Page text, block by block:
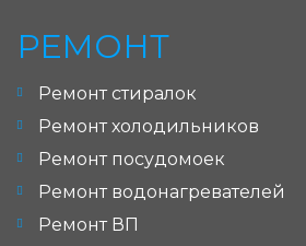
РЕМОНТ
Ремонт стиралок
Ремонт холодильников
Ремонт посудомоек
Ремонт водонагревателей
Ремонт ВП